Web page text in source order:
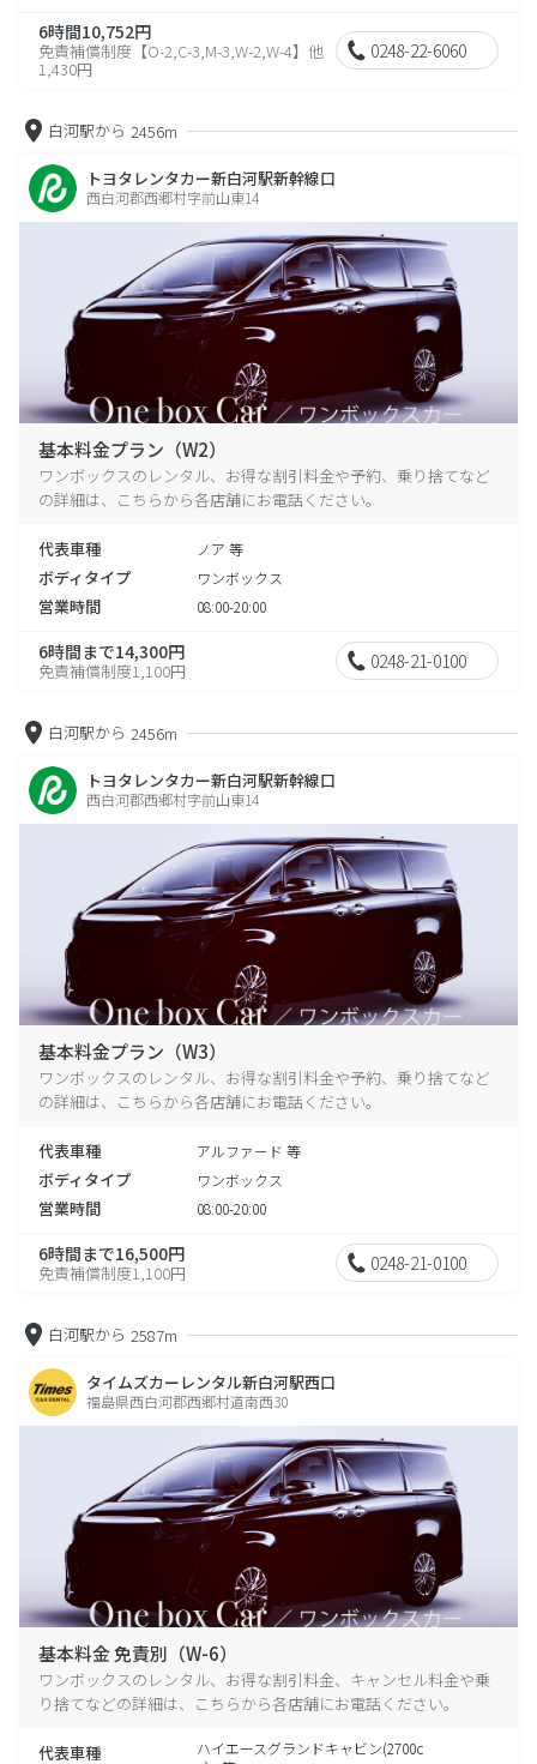
6時間10,752円
免責補償制度【O-2,C-3,M-3,W-2,W-4】他
1,430円
0248-22-6060
白河駅から 2456m
トヨタレンタカー新白河駅新幹線口
西白河郡西郷村字前山東14
基本料金プラン（W2）
ワンボックスのレンタル、お得な割引料金や予約、乗り捨てなど
の詳細は、こちらから各店舗にお電話ください。
代表車種 ノア 等
ボディタイプ ワンボックス
営業時間 08:00-20:00
6時間まで14,300円
免責補償制度1,100円 0248-21-0100
白河駅から 2456m
トヨタレンタカー新白河駅新幹線口
西白河郡西郷村字前山東14
基本料金プラン（W3）
ワンボックスのレンタル、お得な割引料金や予約、乗り捨てなど
の詳細は、こちらから各店舗にお電話ください。
代表車種 アルファード 等
ボディタイプ ワンボックス
営業時間 08:00-20:00
6時間まで16,500円
免責補償制度1,100円 0248-21-0100
白河駅から 2587m
タイムズカーレンタル新白河駅西口
福島県西白河郡西郷村道南西30
基本料金 免責別（W-6）
ワンボックスのレンタル、お得な割引料金、キャンセル料金や乗
り捨てなどの詳細は、こちらから各店舗にお電話ください。
代表車種
ハイエースグランドキャビン(2700c